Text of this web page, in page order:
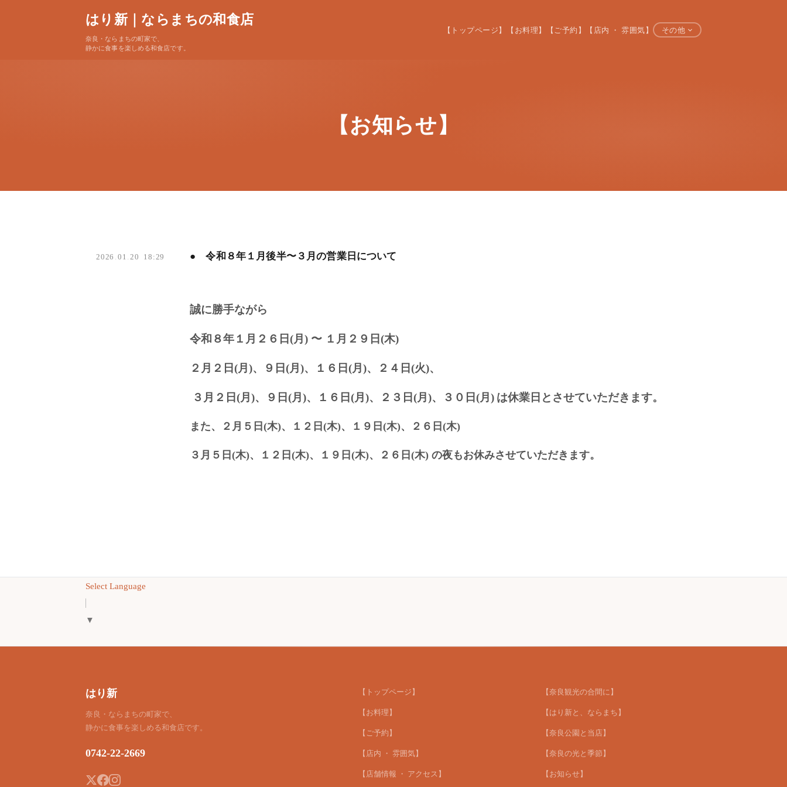
はり新｜ならまちの和食店
奈良・ならまちの町家で、
静かに食事を楽しめる和食店です。
【トップページ】 【お料理】 【ご予約】 【店内 ・ 雰囲気】 その他
【お知らせ】
2026 . 01 . 20 18:29 ● 令和８年１月後半〜３月の営業日について
誠に勝手ながら
令和８年１月２６日(月) 〜 １月２９日(木)
２月２日(月)、９日(月)、１６ 日(月)、２４日(火)、
３月２日(月)、９日(月)、１６ 日(月)、２３日(月)、３０日(月) は休業日とさせていただきます。
また、２ 月５日(木)、１２日(木)、１９ 日(木)、２６日(木)
３月５日(木)、１２日(木)、１９日(木)、２６日(木) の夜もお休みさせていただきます。
Select Language
▼
はり新
奈良・ならまちの町家で、
静かに食事を楽しめる和食店です。
0742-22-2669
【トップページ】
【お料理】
【ご予約】
【店内 ・ 雰囲気】
【店舗情報 ・ アクセス】
【奈良観光の合間に】
【はり新と、ならまち】
【奈良公園と当店】
【奈良の光と季節】
【お知らせ】